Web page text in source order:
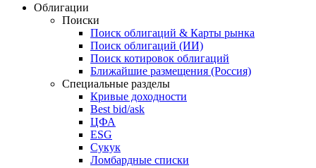
Cbonds Review
ежеквартальный аналитический журнал
Облигации
Поиски
Поиск облигаций & Карты рынка
Поиск облигаций (ИИ)
Поиск котировок облигаций
Ближайшие размещения (Россия)
Специальные разделы
Кривые доходности
Best bid/ask